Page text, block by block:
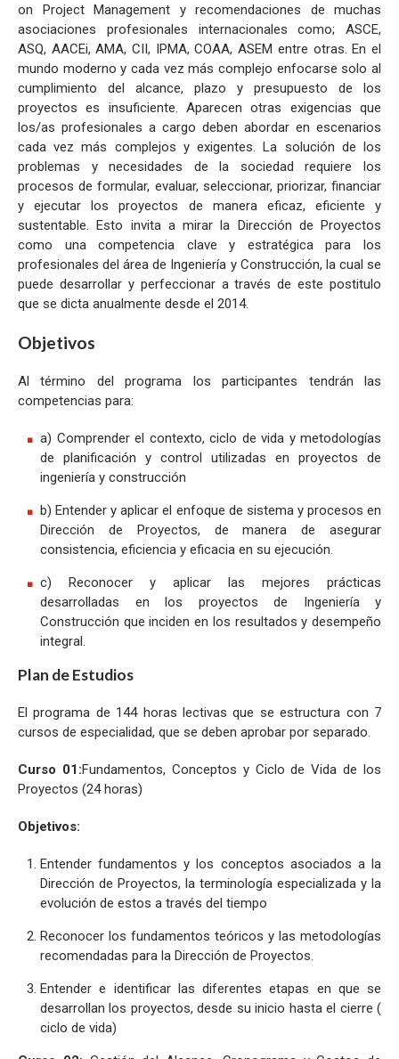
on Project Management y recomendaciones de muchas
asociaciones profesionales internacionales como; ASCE,
ASQ, AACEi, AMA, CII, IPMA, COAA, ASEM entre otras. En el
mundo moderno y cada vez más complejo enfocarse solo al
cumplimiento del alcance, plazo y presupuesto de los
proyectos es insuficiente. Aparecen otras exigencias que
los/as profesionales a cargo deben abordar en escenarios
cada vez más complejos y exigentes. La solución de los
problemas y necesidades de la sociedad requiere los
procesos de formular, evaluar, seleccionar, priorizar, financiar
y ejecutar los proyectos de manera eficaz, eficiente y
sustentable. Esto invita a mirar la Dirección de Proyectos
como una competencia clave y estratégica para los
profesionales del área de Ingeniería y Construcción, la cual se
puede desarrollar y perfeccionar a través de este postitulo
que se dicta anualmente desde el 2014.
Objetivos
Al término del programa los participantes tendrán las
competencias para:
a) Comprender el contexto, ciclo de vida y metodologías
de planificación y control utilizadas en proyectos de
ingeniería y construcción
b) Entender y aplicar el enfoque de sistema y procesos en
Dirección de Proyectos, de manera de asegurar
consistencia, eficiencia y eficacia en su ejecución.
c) Reconocer y aplicar las mejores prácticas
desarrolladas en los proyectos de Ingeniería y
Construcción que inciden en los resultados y desempeño
integral.
Plan de Estudios
El programa de 144 horas lectivas que se estructura con 7
cursos de especialidad, que se deben aprobar por separado.
Curso 01:Fundamentos, Conceptos y Ciclo de Vida de los
Proyectos (24 horas)
Objetivos:
Entender fundamentos y los conceptos asociados a la
Dirección de Proyectos, la terminología especializada y la
evolución de estos a través del tiempo
Reconocer los fundamentos teóricos y las metodologías
recomendadas para la Dirección de Proyectos.
Entender e identificar las diferentes etapas en que se
desarrollan los proyectos, desde su inicio hasta el cierre (
ciclo de vida)